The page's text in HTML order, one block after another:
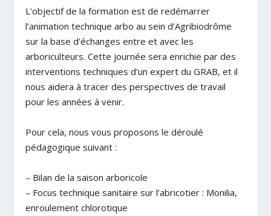
L’objectif de la formation est de redémarrer
l’animation technique arbo au sein d’Agribiodrôme
sur la base d’échanges entre et avec les
arboriculteurs. Cette journée sera enrichie par des
interventions techniques d’un expert du GRAB, et il
nous aidera à tracer des perspectives de travail
pour les années à venir.
Pour cela, nous vous proposons le déroulé
pédagogique suivant :
– Bilan de la saison arboricole
– Focus technique sanitaire sur l’abricotier : Monilia,
enroulement chlorotique